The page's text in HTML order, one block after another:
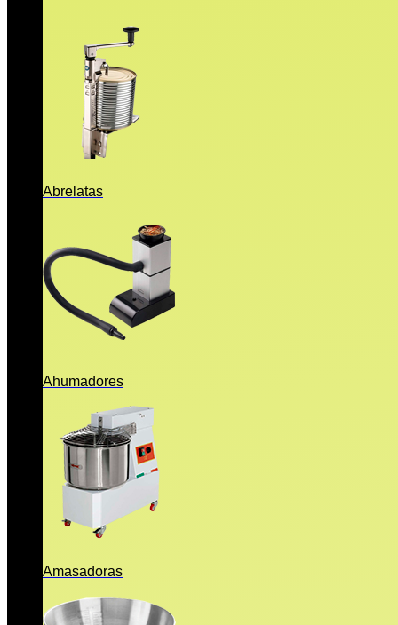
Abrelatas
Ahumadores
Amasadoras